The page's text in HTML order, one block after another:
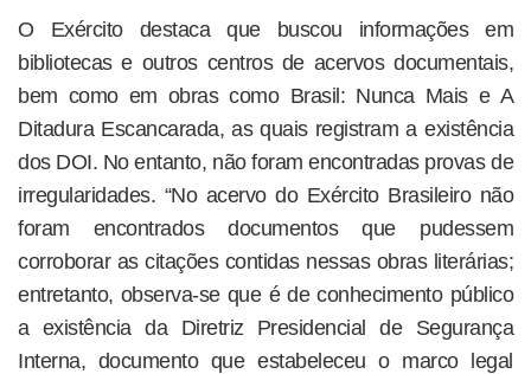
O Exército destaca que buscou informações em
bibliotecas e outros centros de acervos documentais,
bem como em obras como Brasil: Nunca Mais e A
Ditadura Escancarada, as quais registram a existência
dos DOI. No entanto, não foram encontradas provas de
irregularidades. “No acervo do Exército Brasileiro não
foram encontrados documentos que pudessem
corroborar as citações contidas nessas obras literárias;
entretanto, observa-se que é de conhecimento público
a existência da Diretriz Presidencial de Segurança
Interna, documento que estabeleceu o marco legal